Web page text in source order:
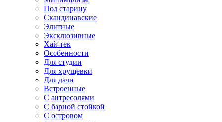
Под старину
Скандинавские
Элитные
Эксклюзивные
Хай-тек
Особенности
Для студии
Для хрущевки
Для дачи
Встроенные
С антресолями
С барной стойкой
С островом